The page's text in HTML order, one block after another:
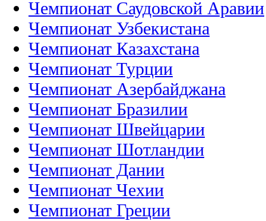
Чемпионат Саудовской Аравии
Чемпионат Узбекистана
Чемпионат Казахстана
Чемпионат Турции
Чемпионат Азербайджана
Чемпионат Бразилии
Чемпионат Швейцарии
Чемпионат Шотландии
Чемпионат Дании
Чемпионат Чехии
Чемпионат Греции